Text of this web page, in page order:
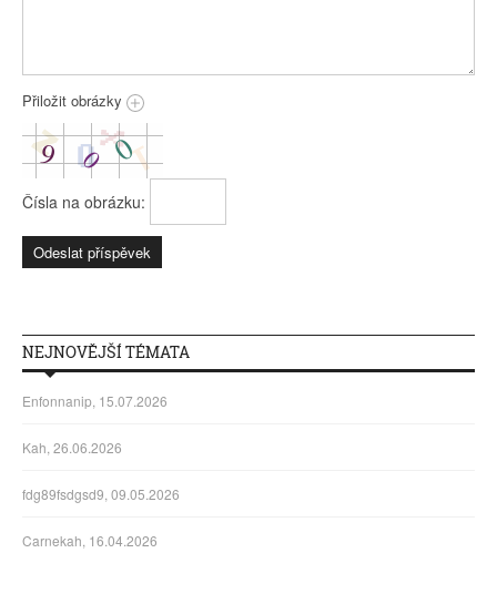
Přiložit obrázky
Čísla na obrázku:
NEJNOVĚJŠÍ TÉMATA
Enfonnanip, 15.07.2026
Kah, 26.06.2026
fdg89fsdgsd9, 09.05.2026
Carnekah, 16.04.2026